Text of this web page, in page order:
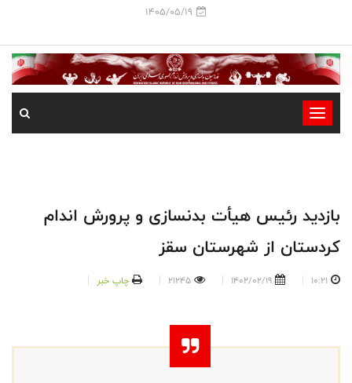
1405/05/19
-
-
-
بازدید رئیس هیأت بدنسازی و پرورش اندام
کردستان از شهرستان سقز
10:21
1402/02/19
21245 چاپ خبر